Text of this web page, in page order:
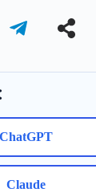
ChatGPT
Claude